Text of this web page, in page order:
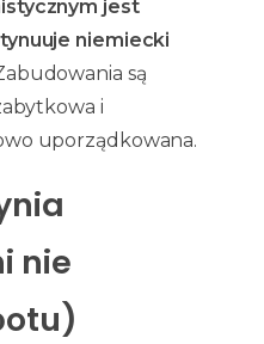
jest
niemiecki
są
i
uporządkowana.
nie